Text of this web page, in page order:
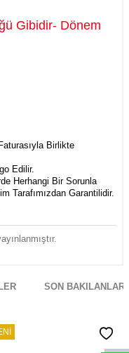
W
h
s
a
p
p
D
e
s
e
H
a
t
t
Gibidir- Dönem
Birlikte
Edilir.
Herhangi Bir Sorunla
Tarafımızdan Garantilidir.
SON BAKILANLAR